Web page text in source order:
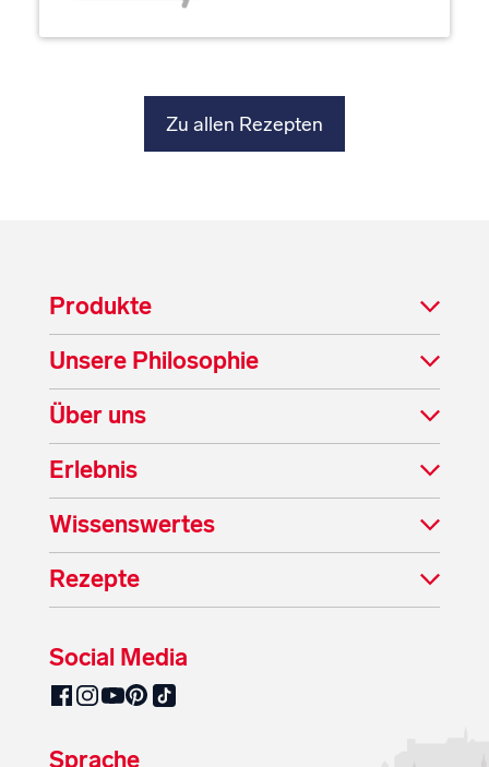
Zu allen Rezepten
Produkte
Unsere Philosophie
Über uns
Erlebnis
Wissenswertes
Rezepte
Social Media
SalzburgMilch auf Facebook
SalzburgMilch auf Instagram
SalzburgMilch auf YouTube
SalzburgMilch auf Pinterest
SalzburgMilch auf TikTok
Sprache